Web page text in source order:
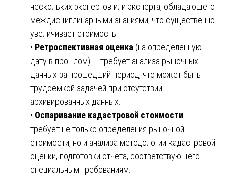
нескольких экспертов или эксперта, обладающего
междисциплинарными знаниями, что существенно
увеличивает стоимость.
• Ретроспективная оценка (на определенную
дату в прошлом) — требует анализа рыночных
данных за прошедший период, что может быть
трудоемкой задачей при отсутствии
архивированных данных.
• Оспаривание кадастровой стоимости —
требует не только определения рыночной
стоимости, но и анализа методологии кадастровой
оценки, подготовки отчета, соответствующего
специальным требованиям.